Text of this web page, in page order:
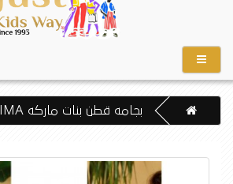
بجامه قطن بنات ماركه ELSIMA